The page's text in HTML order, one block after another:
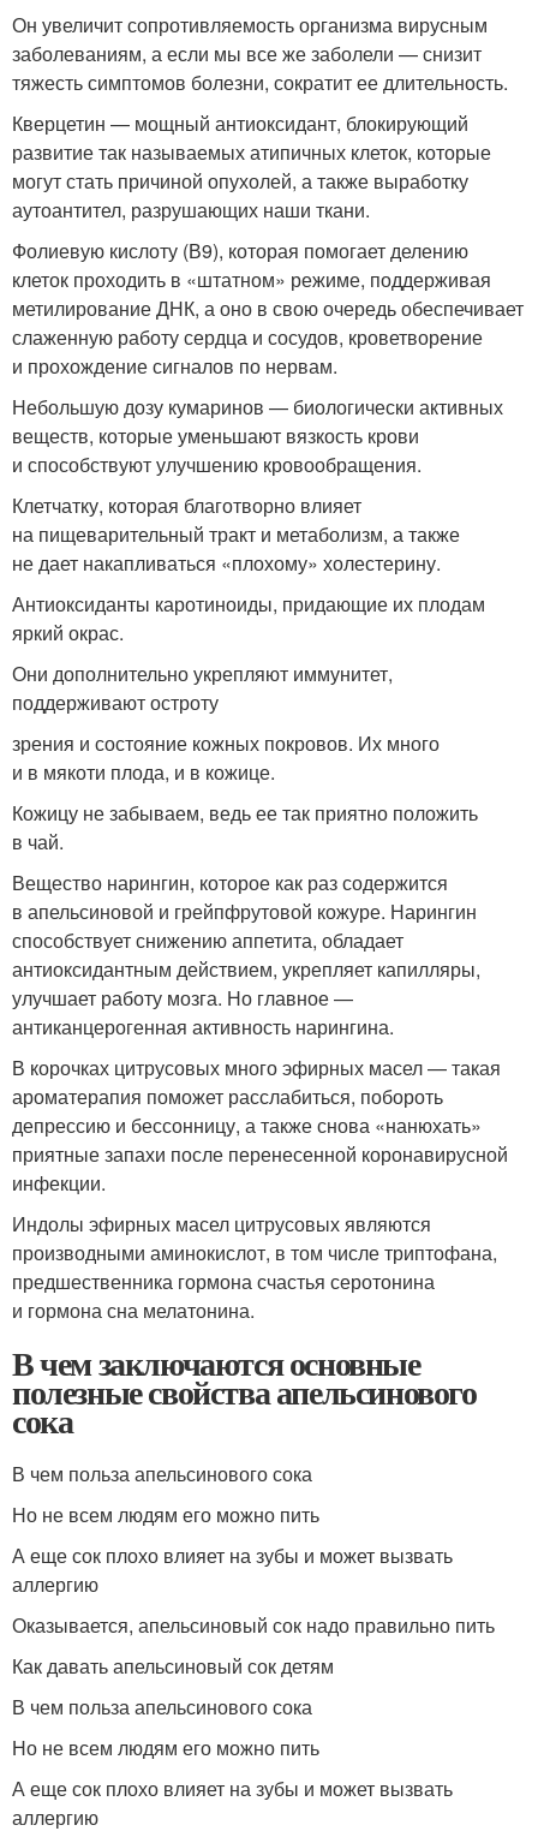
Он увеличит сопротивляемость организма вирусным
заболеваниям, а если мы все же заболели — снизит
тяжесть симптомов болезни, сократит ее длительность.
Кверцетин — мощный антиоксидант, блокирующий
развитие так называемых атипичных клеток, которые
могут стать причиной опухолей, а также выработку
аутоантител, разрушающих наши ткани.
Фолиевую кислоту (В9), которая помогает делению
клеток проходить в «штатном» режиме, поддерживая
метилирование ДНК, а оно в свою очередь обеспечивает
слаженную работу сердца и сосудов, кроветворение
и прохождение сигналов по нервам.
Небольшую дозу кумаринов — биологически активных
веществ, которые уменьшают вязкость крови
и способствуют улучшению кровообращения.
Клетчатку, которая благотворно влияет
на пищеварительный тракт и метаболизм, а также
не дает накапливаться «плохому» холестерину.
Антиоксиданты каротиноиды, придающие их плодам
яркий окрас.
Они дополнительно укрепляют иммунитет,
поддерживают остроту
зрения и состояние кожных покровов. Их много
и в мякоти плода, и в кожице.
Кожицу не забываем, ведь ее так приятно положить
в чай.
Вещество нарингин, которое как раз содержится
в апельсиновой и грейпфрутовой кожуре. Нарингин
способствует снижению аппетита, обладает
антиоксидантным действием, укрепляет капилляры,
улучшает работу мозга. Но главное —
антиканцерогенная активность нарингина.
В корочках цитрусовых много эфирных масел — такая
ароматерапия поможет расслабиться, побороть
депрессию и бессонницу, а также снова «нанюхать»
приятные запахи после перенесенной коронавирусной
инфекции.
Индолы эфирных масел цитрусовых являются
производными аминокислот, в том числе триптофана,
предшественника гормона счастья серотонина
и гормона сна мелатонина.
В чем заключаются основные
полезные свойства апельсинового
сока
В чем польза апельсинового сока
Но не всем людям его можно пить
А еще сок плохо влияет на зубы и может вызвать
аллергию
Оказывается, апельсиновый сок надо правильно пить
Как давать апельсиновый сок детям
В чем польза апельсинового сока
Но не всем людям его можно пить
А еще сок плохо влияет на зубы и может вызвать
аллергию